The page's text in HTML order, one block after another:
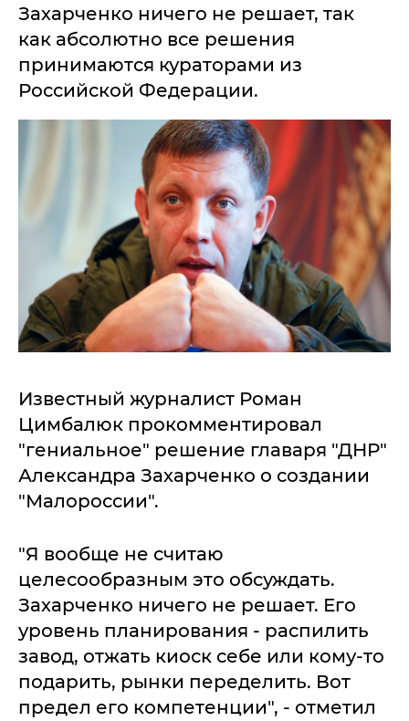
Захарченко ничего не решает, так
как абсолютно все решения
принимаются кураторами из
Российской Федерации.
Известный журналист Роман
Цимбалюк прокомментировал
"гениальное" решение главаря "ДНР"
Александра Захарченко о создании
"Малороссии".
"Я вообще не считаю
целесообразным это обсуждать.
Захарченко ничего не решает. Его
уровень планирования - распилить
завод, отжать киоск себе или кому-то
подарить, рынки переделить. Вот
предел его компетенции", - отметил